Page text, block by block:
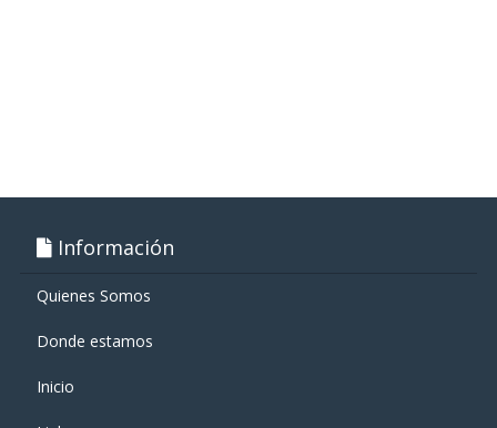
Información
Quienes Somos
Donde estamos
Inicio